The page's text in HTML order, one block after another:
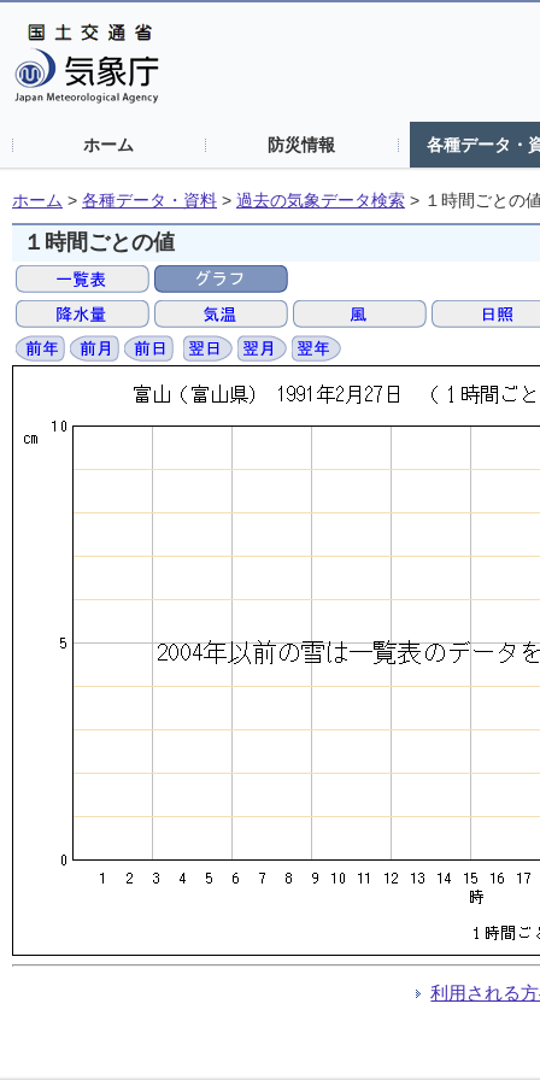
ホーム 防災情報 各種データ・
ホーム > 各種データ・資料 > 過去の気象データ検索 > １時間ごとの
１時間ごとの値
利用される